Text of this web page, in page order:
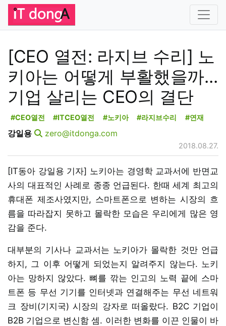
[CEO 열전: 라지브 수리] 노
키아는 어떻게 부활했을까...
기업 살리는 CEO의 결단
#CEO열전 #ITCEO열전 #노키아 #라지브수리 #연재
강일용 zero@itdonga.com
2018.08.27.
[IT동아 강일용 기자] 노키아는 경영학 교과서에 반면교
사의 대표적인 사례로 종종 언급된다. 한때 세계 최고의
휴대폰 제조사였지만, 스마트폰으로 변하는 시장의 흐
름을 따라잡지 못하고 몰락한 모습은 우리에게 많은 영
감을 준다.
대부분의 기사나 교과서는 노키아가 몰락한 것만 언급
하지, 그 이후 어떻게 되었는지 알려주지 않는다. 노키
아는 망하지 않았다. 뼈를 깎는 인고의 노력 끝에 스마
트폰 등 무선 기기를 인터넷과 연결해주는 무선 네트워
크 장비(기지국) 시장의 강자로 떠올랐다. B2C 기업이
B2B 기업으로 변신함 셈. 이러한 변화를 이끈 인물이 바